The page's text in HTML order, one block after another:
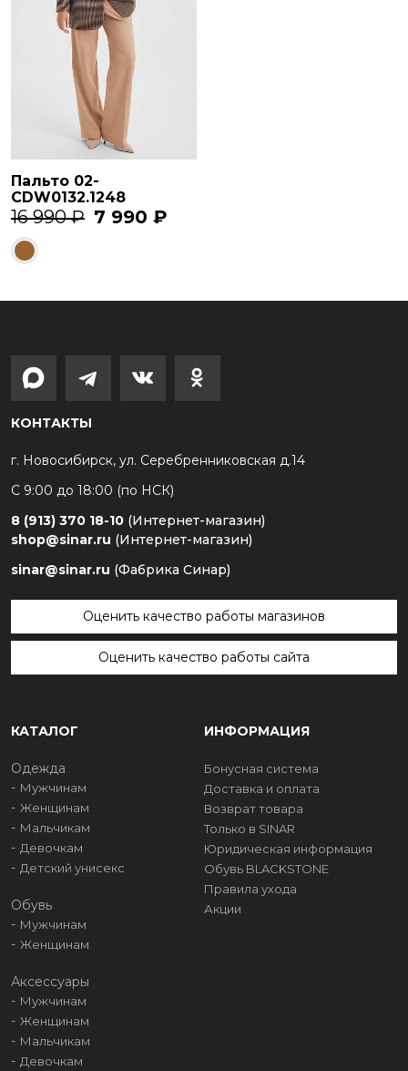
Пальто 02-
CDW0132.1248
16 990 ₽ 7 990 ₽
КОНТАКТЫ
г. Новосибирск, ул. Серебренниковская д.14
С 9:00 до 18:00 (по НСК)
8 (913) 370 18-10 (Интернет-магазин)
shop@sinar.ru (Интернет-магазин)
sinar@sinar.ru (Фабрика Синар)
Оценить качество работы магазинов
Оценить качество работы сайта
КАТАЛОГ
Одежда
Мужчинам
Женщинам
Мальчикам
Девочкам
Детский унисекс
Обувь
Мужчинам
Женщинам
Аксессуары
Мужчинам
Женщинам
Мальчикам
Девочкам
ИНФОРМАЦИЯ
Бонусная система
Доставка и оплата
Возврат товара
Только в SINAR
Юридическая информация
Обувь BLACKSTONE
Правила ухода
Акции